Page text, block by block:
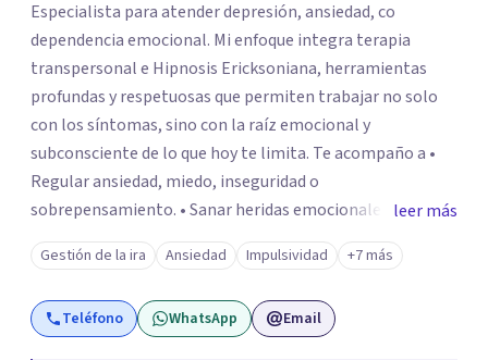
Especialista para atender depresión, ansiedad, co
dependencia emocional. Mi enfoque integra terapia
transpersonal e Hipnosis Ericksoniana, herramientas
profundas y respetuosas que permiten trabajar no solo
con los síntomas, sino con la raíz emocional y
subconsciente de lo que hoy te limita. Te acompaño a •
Regular ansiedad, miedo, inseguridad o
sobrepensamiento. • Sanar heridas emocionales y
fortalecer tu autoestima. . Comprender por qué repites
ciertos patrones o emociones. Puedes superar lo que te
preocupa y lograr tus objetivos más pronto de lo que
imaginas. Contáctame por Wahtsapp. Puedo ayudarte.
leer más
Gestión de la ira Ansiedad Impulsividad +7 más
Teléfono WhatsApp Email